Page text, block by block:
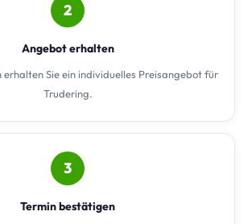
2
Angebot erhalten
erhalten Sie ein individuelles Preisangebot für
Trudering.
3
Termin bestätigen